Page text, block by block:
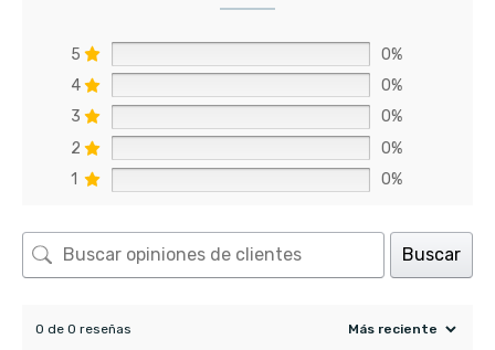
5
0%
4
0%
3
0%
2
0%
1
0%
Buscar
0 de 0 reseñas